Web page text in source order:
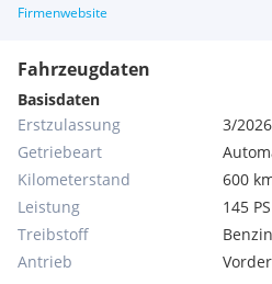
Firmenwebsite
Fahrzeugdaten
Basisdaten
Erstzulassung
3/2026
Getriebeart
Kilometerstand
600
Leistung
145
Treibstoff
Benzin
Antrieb